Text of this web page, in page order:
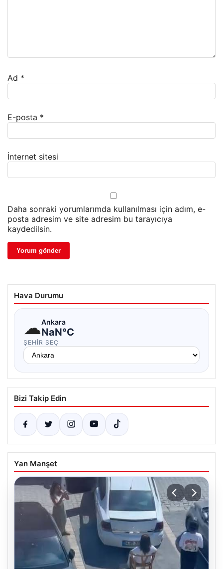
Ad *
E-posta *
İnternet sitesi
Daha sonraki yorumlarımda kullanılması için adım, e-
posta adresim ve site adresim bu tarayıcıya
kaydedilsin.
Hava Durumu
☁Ankara
NaN°C
ŞEHIR SEÇ
Bizi Takip Edin
Yan Manşet